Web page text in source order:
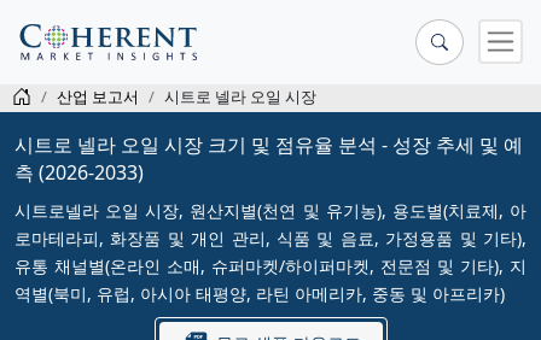
산업 보고서 시트로 넬라 오일 시장
시트로 넬라 오일 시장 크기 및 점유율 분석 - 성장 추세 및 예
측 (2026-2033)
시트로넬라 오일 시장, 원산지별(천연 및 유기농), 용도별(치료제, 아
로마테라피, 화장품 및 개인 관리, 식품 및 음료, 가정용품 및 기타),
유통 채널별(온라인 소매, 슈퍼마켓/하이퍼마켓, 전문점 및 기타), 지
역별(북미, 유럽, 아시아 태평양, 라틴 아메리카, 중동 및 아프리카)